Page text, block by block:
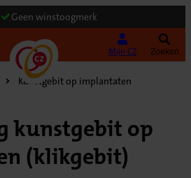
Geen winstoogmerk
Mijn CZ Zoeken
Kunstgebit op implantaten
kunstgebit op
(klikgebit)